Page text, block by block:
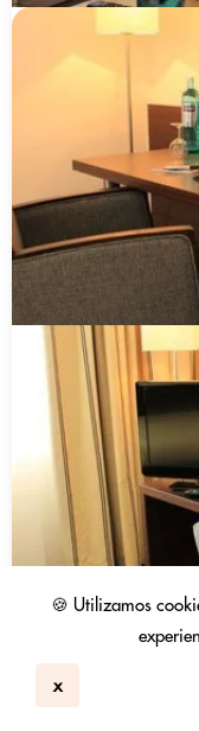
🍪 Utilizamos
x